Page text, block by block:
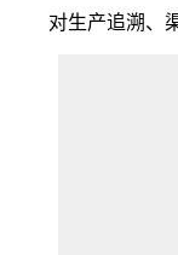
对生产追溯、渠